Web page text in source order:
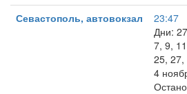
Севастополь, автовокзал
23:47
Дни:
7, 9,
25, 27,
4